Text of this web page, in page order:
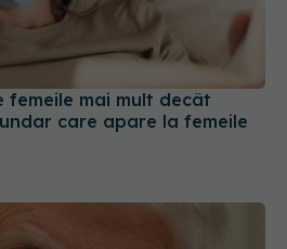
femeile mai mult decât
care apare la femeile